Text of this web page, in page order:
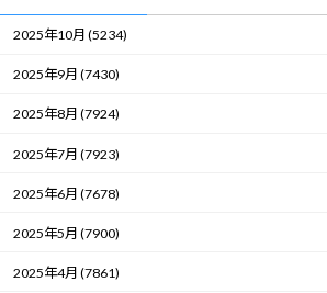
2025年10月 (5234)
2025年9月 (7430)
2025年8月 (7924)
2025年7月 (7923)
2025年6月 (7678)
2025年5月 (7900)
2025年4月 (7861)